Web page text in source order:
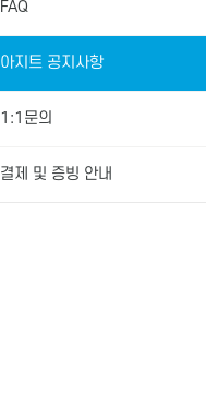
FAQ
아지트 공지사항
1:1문의
결제 및 증빙 안내